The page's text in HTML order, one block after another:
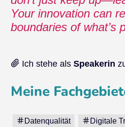
Your innovation can
boundaries of what’s
Ich stehe alsSpeakerin
Meine
Datenqualität Digitale